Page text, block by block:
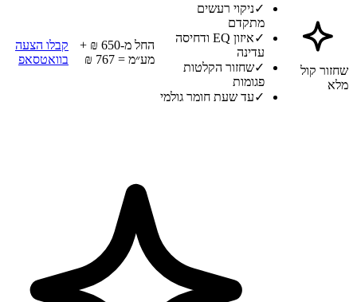
שחזור קול
מלא
✓ניקוי רעשים
מתקדם
✓
איזון EQ ודחיסה
עדינה
✓שחזור הקלטות
פגומות
✓עד שעת חומר גולמי
החל מ-650 ₪ +
מע״מ = 767 ₪
קבלו הצעה
בוואטסאפ